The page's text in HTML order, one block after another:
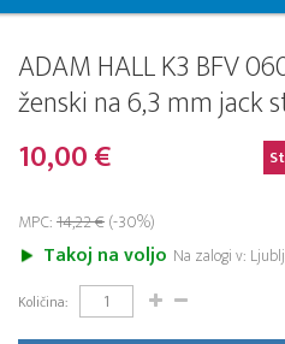
ADAM HALL K3 BFV
ženski na 6,3 mm jack
10,00 €
MPC:14,22 €(-30%)
Takoj na voljo Na zalogi v:
Količina: